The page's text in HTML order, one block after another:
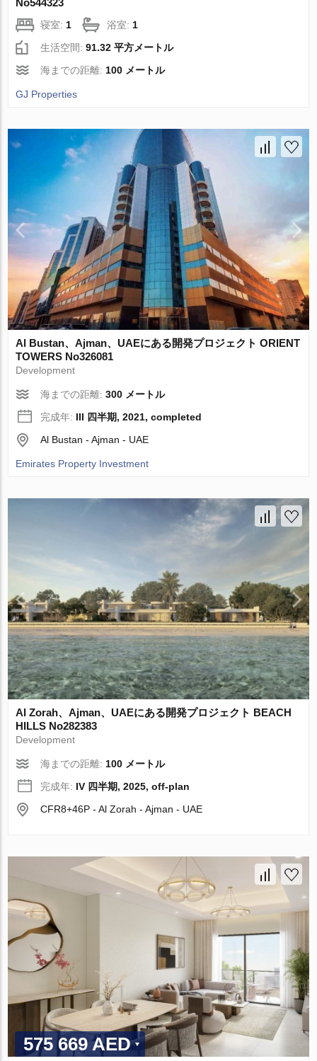
No544323
寝室: 1 浴室: 1
生活空間:91.32 平方メートル
海までの距離: 100 メートル
GJ Properties
Al Bustan、Ajman、UAEにある開発プロジェクト ORIENT
TOWERS No326081
Development
海までの距離:300 メートル
完成年: III 四半期, 2021, completed
Al Bustan - Ajman - UAE
Emirates Property Investment
Al Zorah、Ajman、UAEにある開発プロジェクト BEACH
HILLS No282383
Development
海までの距離: 100 メートル
完成年: IV 四半期, 2025, off-plan
CFR8+46P - Al Zorah - Ajman - UAE
575 669 AED